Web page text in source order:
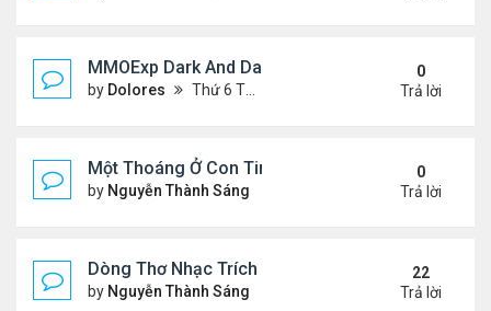
MMOExp Dark And Darker to levelling up
by Dolores Thứ 6 Tháng 9 27, 2024 6:40 pm
0
Trả lời
Một Thoáng Ở Con Tim
by Nguyễn Thành Sáng Chủ nhật Tháng 8 25, 2024
0
Trả lời
Dòng Thơ Nhạc Trích Đoạn
by Nguyễn Thành Sáng Thứ 6 Tháng 3 15, 2024 9:53
22
Trả lời